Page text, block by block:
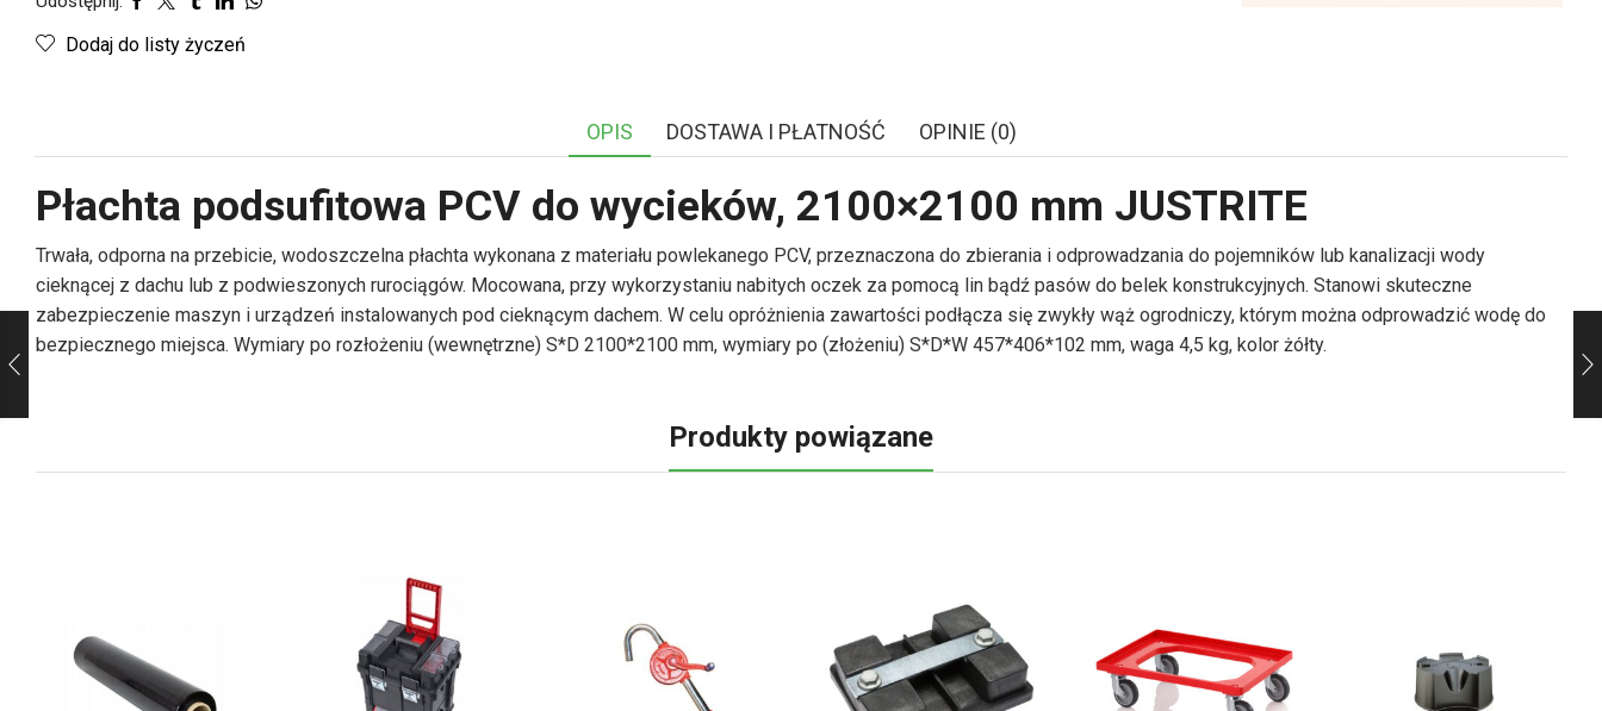
Dodaj do listy życzeń
OPIS DOSTAWA I PŁATNOŚĆ OPINIE (0)
Płachta podsufitowa PCV do wycieków, 2100×2100 mm JUSTRITE
Trwała, odporna na przebicie, wodoszczelna płachta wykonana z materiału powlekanego PCV, przeznaczona do zbierania i odprowadzania do pojemników lub kanalizacji wody
cieknącej z dachu lub z podwieszonych rurociągów. Mocowana, przy wykorzystaniu nabitych oczek za pomocą lin bądź pasów do belek konstrukcyjnych. Stanowi skuteczne
zabezpieczenie maszyn i urządzeń instalowanych pod cieknącym dachem. W celu opróżnienia zawartości podłącza się zwykły wąż ogrodniczy, którym można odprowadzić wodę do
bezpiecznego miejsca. Wymiary po rozłożeniu (wewnętrzne) S*D 2100*2100 mm, wymiary po (złożeniu) S*D*W 457*406*102 mm, waga 4,5 kg, kolor żółty.
Produkty powiązane